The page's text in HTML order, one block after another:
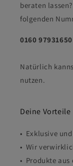
beraten
folgenden
0160 97931650
Natürlich
nutzen.
Deine Vorteile
• Exklusive
• Wir
• Produkte